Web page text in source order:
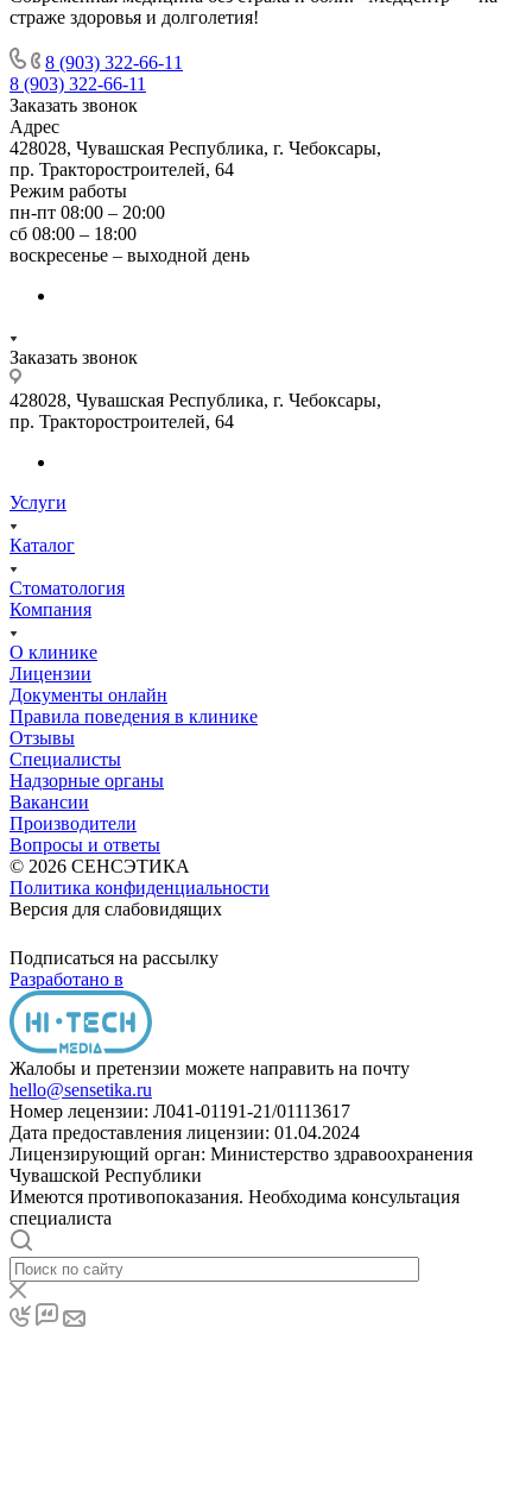
страже здоровья и долголетия!
8 (903) 322-66-11
8 (903) 322-66-11
Заказать звонок
Адрес
428028, Чувашская Республика, г. Чебоксары,
пр. Тракторостроителей, 64
Режим работы
пн-пт 08:00 – 20:00
сб 08:00 – 18:00
воскресенье – выходной день
Заказать звонок
428028, Чувашская Республика, г. Чебоксары,
пр. Тракторостроителей, 64
Услуги
Каталог
Стоматология
Компания
О клинике
Лицензии
Документы онлайн
Правила поведения в клинике
Отзывы
Специалисты
Надзорные органы
Вакансии
Производители
Вопросы и ответы
© 2026 СЕНСЭТИКА
Политика конфиденциальности
Версия для слабовидящих
Подписаться на рассылку
Разработано в
Жалобы и претензии можете направить на почту
hello@sensetika.ru
Номер лецензии: Л041-01191-21/01113617
Дата предоставления лицензии: 01.04.2024
Лицензирующий орган: Министерство здравоохранения
Чувашской Республики
Имеются противопоказания. Необходима консультация
специалиста